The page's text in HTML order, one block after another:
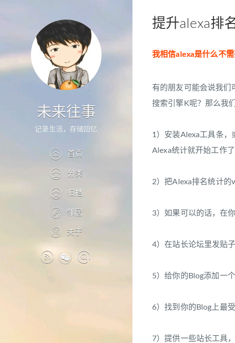
未来往事
记录生活，存储回忆
首页
分类
归档
邻居
关于
提升alexa排
我相信alexa是什么不
有的朋友可能会说我们
搜索引擎K呢？那么我
1）安装Alexa工具条，
Alexa统计就开始工作了
2）把Alexa排名统计的
3）如果可以的话，在
4）在站长论坛里发贴
5）给你的Blog添加一
6）找到你的Blog上最
7）提供一些站长工具